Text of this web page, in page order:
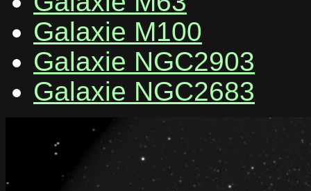
Galaxie M100
Galaxie NGC2903
Galaxie NGC2683